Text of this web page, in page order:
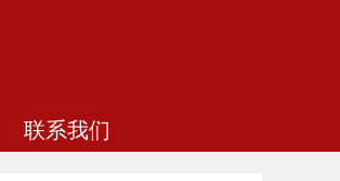
联系我们